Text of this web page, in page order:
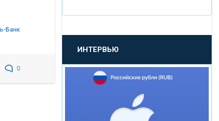
Банк
0
«ПРОМСВЯЗЬБАНК»
«НОВИКОМБАНК»
«СМП БАНК»
ИНТЕРВЬЮ